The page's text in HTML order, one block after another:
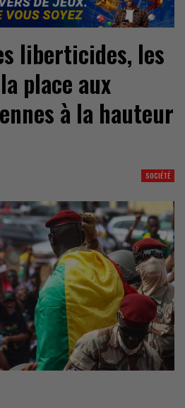
liberticides, les
place aux
à la hauteur
SOCIÉTÉ